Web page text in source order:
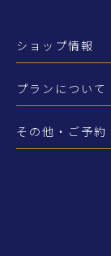
ショップ情報
プランについて
その他・ご予約